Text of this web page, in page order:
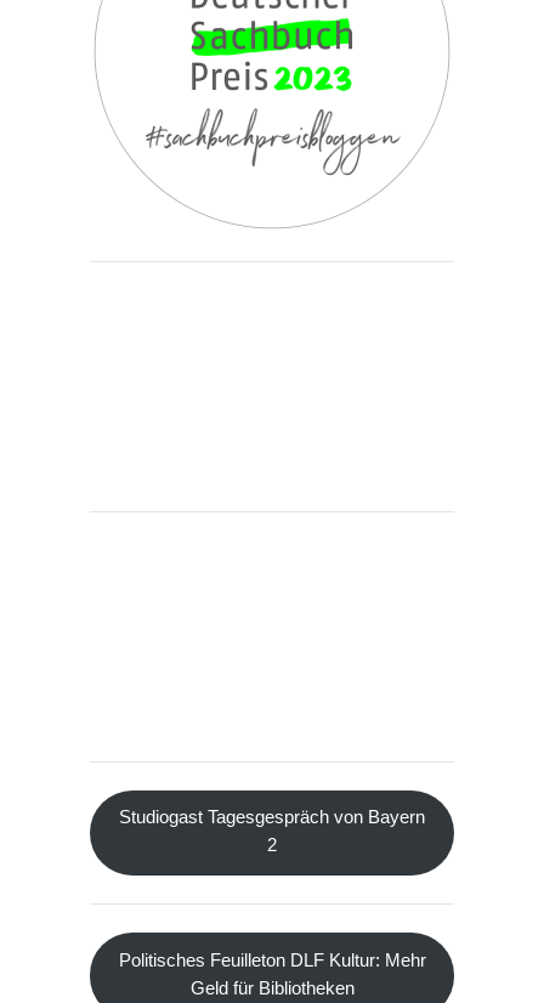
Studiogast Tagesgespräch von Bayern
2
Politisches Feuilleton DLF Kultur: Mehr
Geld für Bibliotheken